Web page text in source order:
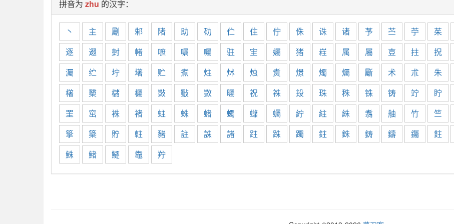
拼音为 zhu 的汉字：
丶 主 劚 邾 陼 助 劯 伫 住 佇 侏 诛 诸 芧 苎 苧 茱
逐
逫 尌 帾 嗻 嘱 囑 驻 宔 孎 猪 嵀 属 屬 壴 拄 拀
灟
纻 坾 墸 贮 煮 炷 炢 烛 煑 燝 燭 爥 斸 术 朮 朱
櫡
櫫 櫧 欘 敱 斀 敳 曯 祝 祩 殶 珠 秼 铢 铸 竚 眝
罜
窋 袾 褚 蛀 蛛 蝫 蠋 蠩 蠾 紵 紸 絑 翥 舳 竹 竺
篫
簗 貯 軴 豬 註 誅 諸 跓 跦 躅 鉒 銖 鋳 鑄 钃 飳
鮢
鯺 鱁 鼄 羜